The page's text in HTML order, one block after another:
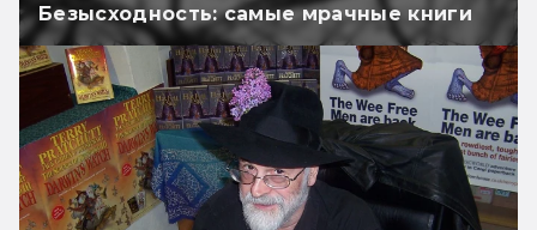
Безысходность: самые мрачные книги